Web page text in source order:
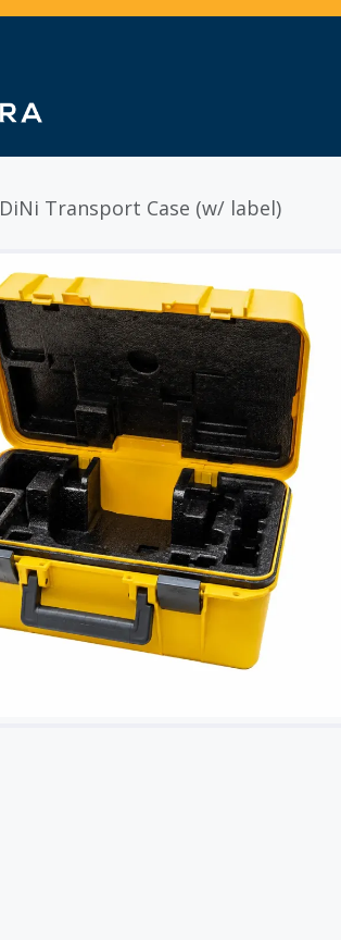
DiNi Transport Case (w/ label)